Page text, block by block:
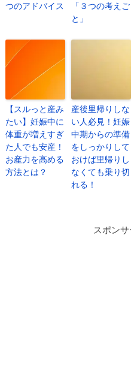
つのアドバイス
「３つの考えご
と」
【スルっと産み
たい】妊娠中に
体重が増えすぎ
た人でも安産！
お産力を高める
方法とは？
産後里帰りしな
い人必見！妊娠
中期からの準備
をしっかりして
おけば里帰りし
なくても乗り切
れる！
スポン